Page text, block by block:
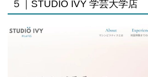
５｜STUDIO IVY 学芸大学店